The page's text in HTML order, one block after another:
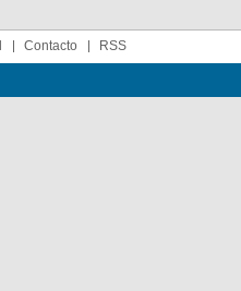
Contacto RSS